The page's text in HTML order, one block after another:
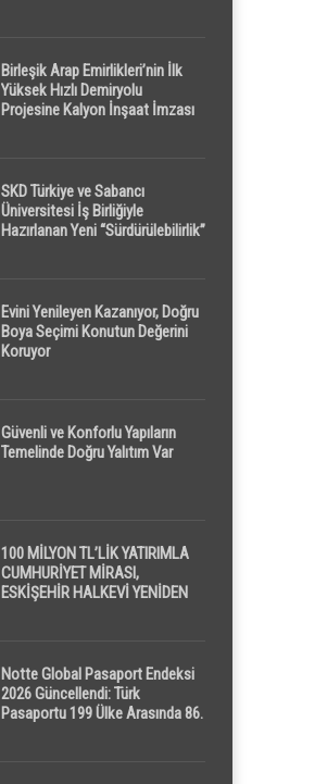
Birleşik Arap Emirlikleri’nin İlk
Yüksek Hızlı Demiryolu
Projesine Kalyon İnşaat İmzası
SKD Türkiye ve Sabancı
Üniversitesi İş Birliğiyle
Hazırlanan Yeni “Sürdürülebilirlik”
Evini Yenileyen Kazanıyor, Doğru
Boya Seçimi Konutun Değerini
Koruyor
Güvenli ve Konforlu Yapıların
Temelinde Doğru Yalıtım Var
100 MİLYON TL’LİK YATIRIMLA
CUMHURİYET MİRASI,
ESKİŞEHİR HALKEVİ YENİDEN
Notte Global Pasaport Endeksi
2026 Güncellendi: Türk
Pasaportu 199 Ülke Arasında 86.